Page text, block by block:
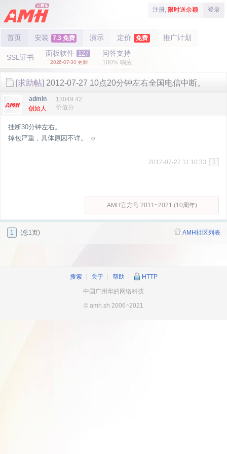
注册, 限时送余额 登录
首页 安装 7.3 免费 演示 定价 免费 推广计划
SSL证书 面板软件 127
2026-07-30 更新!
问答支持
100% 响应
[求助帖] 2012-07-27 10点20分钟左右全国电信中断。
admin
创始人
13049.42
价值分
挂断30分钟左右。
掉包严重，具体原因不详。 :o
2012-07-27 11:10:33 1
AMH官方号 2011~2021 (10周年)
1 (总1页) AMH社区列表
搜索┊ 关于┊ 帮助 HTTP
中国广州华的网络科技
© amh.sh 2006~2021